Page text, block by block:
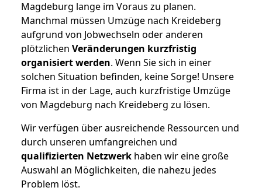
Magdeburg lange im Voraus zu planen.
Manchmal müssen Umzüge nach Kreideberg
aufgrund von Jobwechseln oder anderen
plötzlichen Veränderungen kurzfristig
organisiert werden. Wenn Sie sich in einer
solchen Situation befinden, keine Sorge! Unsere
Firma ist in der Lage, auch kurzfristige Umzüge
von Magdeburg nach Kreideberg zu lösen.
Wir verfügen über ausreichende Ressourcen und
durch unseren umfangreichen und
qualifizierten Netzwerk haben wir eine große
Auswahl an Möglichkeiten, die nahezu jedes
Problem löst.